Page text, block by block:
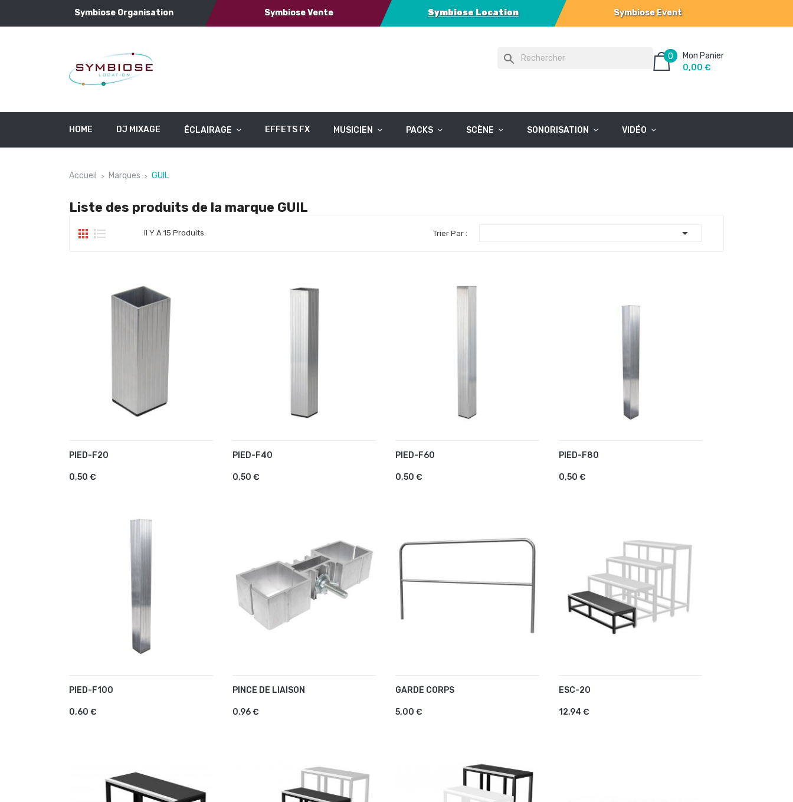
Symbiose Organisation Symbiose Vente Symbiose Location Symbiose Event
Mon Panier
0
0,00 €
search
HOME DJ MIXAGE ÉCLAIRAGE EFFETS FX MUSICIEN PACKS SCÈNE SONORISATION VIDÉO
Accueil Marques GUIL
Liste des produits de la marque GUIL
Il Y A 15 Produits. Trier Par : 
PIED-F20
0,50 €
PIED-F40
0,50 €
PIED-F60
0,50 €
PIED-F80
0,50 €
PIED-F100
0,60 €
PINCE DE LIAISON
0,96 €
GARDE CORPS
5,00 €
ESC-20
12,94 €